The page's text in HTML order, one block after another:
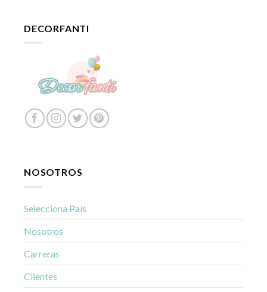
DECORFANTI
NOSOTROS
Selecciona País
Nosotros
Carreras
Clientes